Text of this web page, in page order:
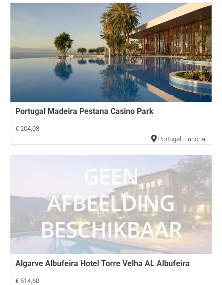
Portugal Madeira Pestana Casino Park
€ 204,03
Portugal , Funchal
Algarve Albufeira Hotel Torre Velha AL Albufeira
€ 514,60